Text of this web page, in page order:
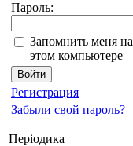
Пароль:
Запомнить меня на
этом компьютере
Регистрация
Забыли свой пароль?
Періодика